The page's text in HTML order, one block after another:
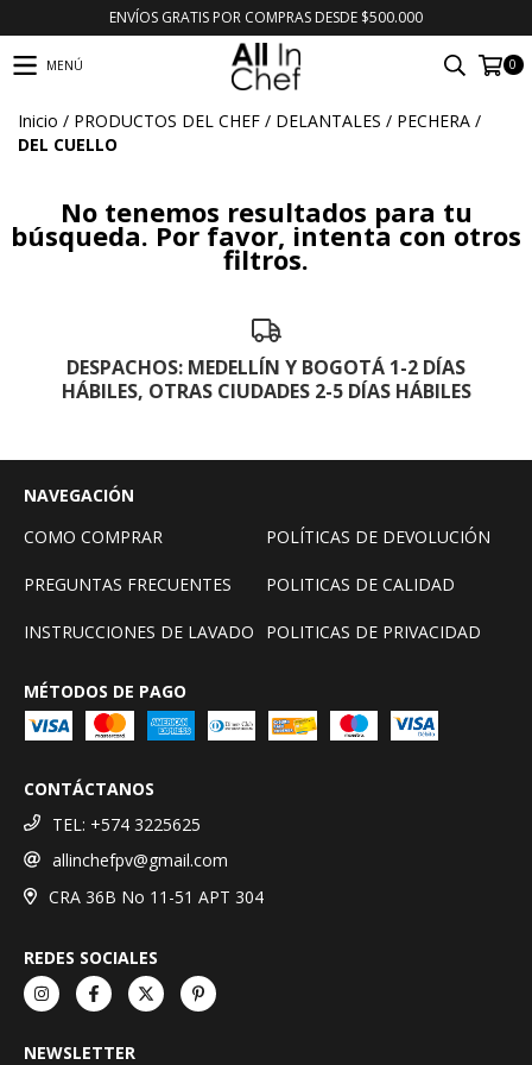
ENVÍOS GRATIS POR COMPRAS DESDE $500.000
MENÚ 0
Inicio / PRODUCTOS DEL CHEF / DELANTALES / PECHERA /
DEL CUELLO
No tenemos resultados para tu
búsqueda. Por favor, intenta con otros
filtros.
DESPACHOS: MEDELLÍN Y BOGOTÁ 1-2 DÍAS
HÁBILES, OTRAS CIUDADES 2-5 DÍAS HÁBILES
NAVEGACIÓN
COMO COMPRAR
POLÍTICAS DE DEVOLUCIÓN
PREGUNTAS FRECUENTES POLITICAS DE CALIDAD
INSTRUCCIONES DE LAVADO POLITICAS DE PRIVACIDAD
MÉTODOS DE PAGO
CONTÁCTANOS
TEL: +574 3225625
allinchefpv@gmail.com
CRA 36B No 11-51 APT 304
REDES SOCIALES
NEWSLETTER